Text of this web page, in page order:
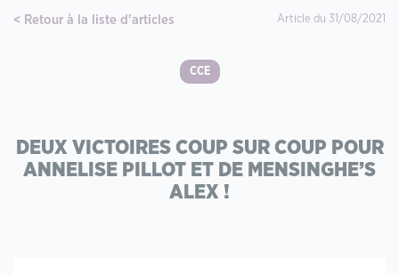
Retour à la liste d'articles Article du 31/08/2021
CCE
DEUX VICTOIRES COUP SUR COUP POUR
ANNELISE PILLOT ET DE MENSINGHE’S
ALEX !